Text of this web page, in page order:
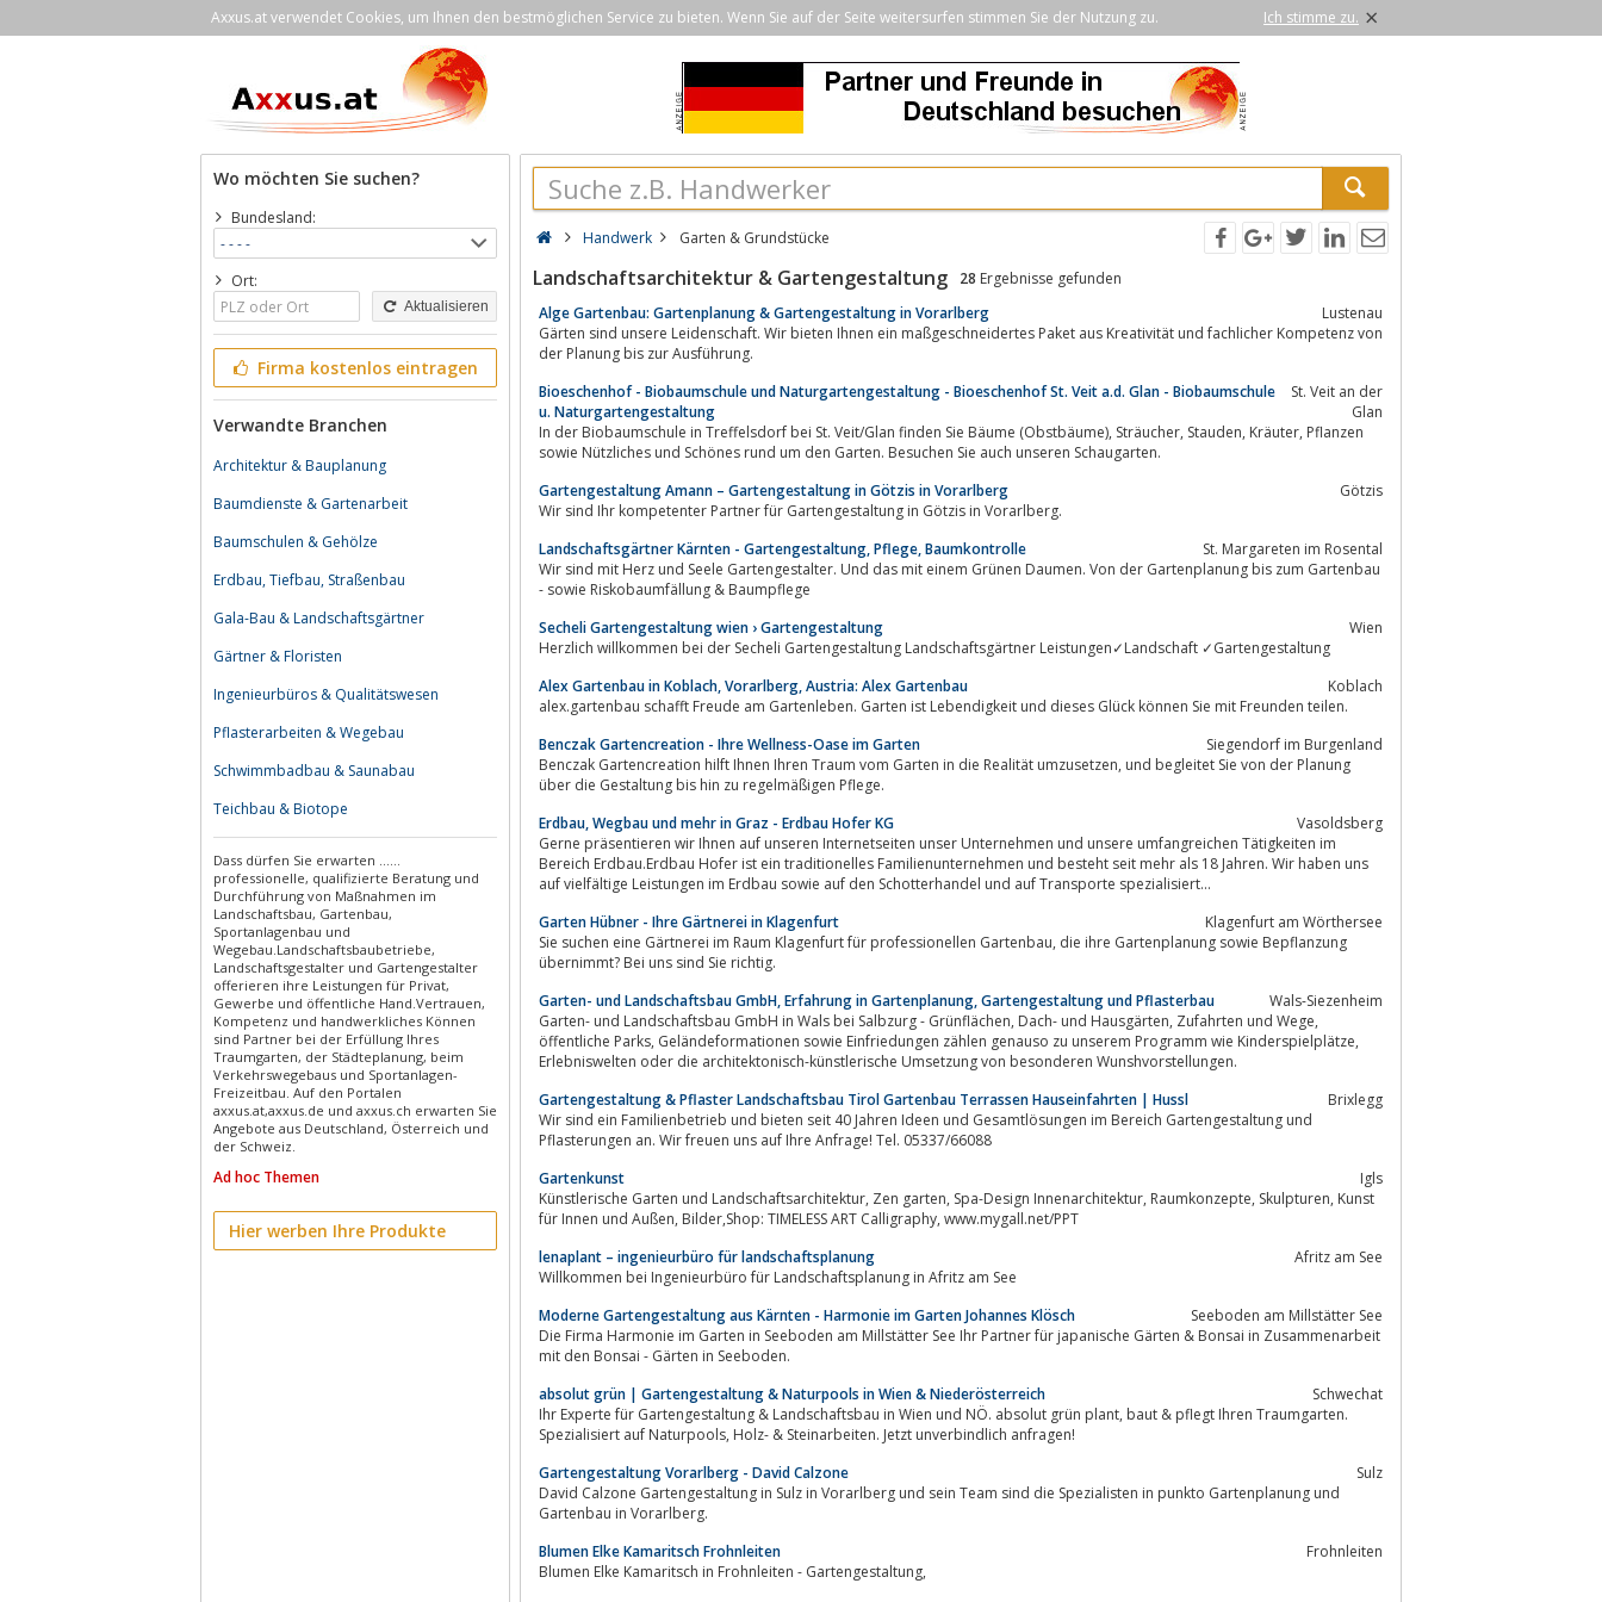
Axxus.at verwendet Cookies, um Ihnen den bestmöglichen Service zu bieten. Wenn Sie auf der Seite weitersurfen stimmen Sie der Nutzung zu. Ich stimme zu. ×
Wo möchten Sie suchen?
Bundesland:
Ort:
Aktualisieren
Firma kostenlos eintragen
Verwandte Branchen
Architektur & Bauplanung
Baumdienste & Gartenarbeit
Baumschulen & Gehölze
Erdbau, Tiefbau, Straßenbau
Gala-Bau & Landschaftsgärtner
Gärtner & Floristen
Ingenieurbüros & Qualitätswesen
Pflasterarbeiten & Wegebau
Schwimmbadbau & Saunabau
Teichbau & Biotope
Dass dürfen Sie erwarten ...…
professionelle, qualifizierte Beratung und
Durchführung von Maßnahmen im
Landschaftsbau, Gartenbau,
Sportanlagenbau und
Wegebau.Landschaftsbaubetriebe,
Landschaftsgestalter und Gartengestalter
offerieren ihre Leistungen für Privat,
Gewerbe und öffentliche Hand.Vertrauen,
Kompetenz und handwerkliches Können
sind Partner bei der Erfüllung Ihres
Traumgarten, der Städteplanung, beim
Verkehrswegebaus und Sportanlagen-
Freizeitbau. Auf den Portalen
axxus.at,axxus.de und axxus.ch erwarten Sie
Angebote aus Deutschland, Österreich und
der Schweiz.
Ad hoc Themen
Hier werben Ihre Produkte
Handwerk Garten & Grundstücke
Landschaftsarchitektur & Gartengestaltung 28 Ergebnisse gefunden
Alge Gartenbau: Gartenplanung & Gartengestaltung in Vorarlberg
Lustenau
Gärten sind unsere Leidenschaft. Wir bieten Ihnen ein maßgeschneidertes Paket aus Kreativität und fachlicher Kompetenz von
der Planung bis zur Ausführung.
Bioeschenhof - Biobaumschule und Naturgartengestaltung - Bioeschenhof St. Veit a.d. Glan - Biobaumschule
u. Naturgartengestaltung
St. Veit an der
Glan
In der Biobaumschule in Treffelsdorf bei St. Veit/Glan finden Sie Bäume (Obstbäume), Sträucher, Stauden, Kräuter, Pflanzen
sowie Nützliches und Schönes rund um den Garten. Besuchen Sie auch unseren Schaugarten.
Gartengestaltung Amann – Gartengestaltung in Götzis in Vorarlberg
Götzis
Wir sind Ihr kompetenter Partner für Gartengestaltung in Götzis in Vorarlberg.
Landschaftsgärtner Kärnten - Gartengestaltung, Pflege, Baumkontrolle
St. Margareten im Rosental
Wir sind mit Herz und Seele Gartengestalter. Und das mit einem Grünen Daumen. Von der Gartenplanung bis zum Gartenbau
- sowie Riskobaumfällung & Baumpflege
Secheli Gartengestaltung wien › Gartengestaltung
Wien
Herzlich willkommen bei der Secheli Gartengestaltung Landschaftsgärtner Leistungen✓Landschaft ✓Gartengestaltung
Alex Gartenbau in Koblach, Vorarlberg, Austria: Alex Gartenbau
Koblach
alex.gartenbau schafft Freude am Gartenleben. Garten ist Lebendigkeit und dieses Glück können Sie mit Freunden teilen.
Benczak Gartencreation - Ihre Wellness-Oase im Garten
Siegendorf im Burgenland
Benczak Gartencreation hilft Ihnen Ihren Traum vom Garten in die Realität umzusetzen, und begleitet Sie von der Planung
über die Gestaltung bis hin zu regelmäßigen Pflege.
Erdbau, Wegbau und mehr in Graz - Erdbau Hofer KG
Vasoldsberg
Gerne präsentieren wir Ihnen auf unseren Internetseiten unser Unternehmen und unsere umfangreichen Tätigkeiten im
Bereich Erdbau.Erdbau Hofer ist ein traditionelles Familienunternehmen und besteht seit mehr als 18 Jahren. Wir haben uns
auf vielfältige Leistungen im Erdbau sowie auf den Schotterhandel und auf Transporte spezialisiert...
Garten Hübner - Ihre Gärtnerei in Klagenfurt
Klagenfurt am Wörthersee
Sie suchen eine Gärtnerei im Raum Klagenfurt für professionellen Gartenbau, die ihre Gartenplanung sowie Bepflanzung
übernimmt? Bei uns sind Sie richtig.
Garten- und Landschaftsbau GmbH, Erfahrung in Gartenplanung, Gartengestaltung und Pflasterbau
Wals-Siezenheim
Garten- und Landschaftsbau GmbH in Wals bei Salbzurg - Grünflächen, Dach- und Hausgärten, Zufahrten und Wege,
öffentliche Parks, Geländeformationen sowie Einfriedungen zählen genauso zu unserem Programm wie Kinderspielplätze,
Erlebniswelten oder die architektonisch-künstlerische Umsetzung von besonderen Wunshvorstellungen.
Gartengestaltung & Pflaster Landschaftsbau Tirol Gartenbau Terrassen Hauseinfahrten | Hussl
Brixlegg
Wir sind ein Familienbetrieb und bieten seit 40 Jahren Ideen und Gesamtlösungen im Bereich Gartengestaltung und
Pflasterungen an. Wir freuen uns auf Ihre Anfrage! Tel. 05337/66088
Gartenkunst
Igls
Künstlerische Garten und Landschaftsarchitektur, Zen garten, Spa-Design Innenarchitektur, Raumkonzepte, Skulpturen, Kunst
für Innen und Außen, Bilder,Shop: TIMELESS ART Calligraphy, www.mygall.net/PPT
lenaplant – ingenieurbüro für landschaftsplanung
Afritz am See
Willkommen bei Ingenieurbüro für Landschaftsplanung in Afritz am See
Moderne Gartengestaltung aus Kärnten - Harmonie im Garten Johannes Klösch
Seeboden am Millstätter See
Die Firma Harmonie im Garten in Seeboden am Millstätter See Ihr Partner für japanische Gärten & Bonsai in Zusammenarbeit
mit den Bonsai - Gärten in Seeboden.
absolut grün | Gartengestaltung & Naturpools in Wien & Niederösterreich
Schwechat
Ihr Experte für Gartengestaltung & Landschaftsbau in Wien und NÖ. absolut grün plant, baut & pflegt Ihren Traumgarten.
Spezialisiert auf Naturpools, Holz- & Steinarbeiten. Jetzt unverbindlich anfragen!
Gartengestaltung Vorarlberg - David Calzone
Sulz
David Calzone Gartengestaltung in Sulz in Vorarlberg und sein Team sind die Spezialisten in punkto Gartenplanung und
Gartenbau in Vorarlberg.
Blumen Elke Kamaritsch Frohnleiten
Frohnleiten
Blumen Elke Kamaritsch in Frohnleiten - Gartengestaltung,